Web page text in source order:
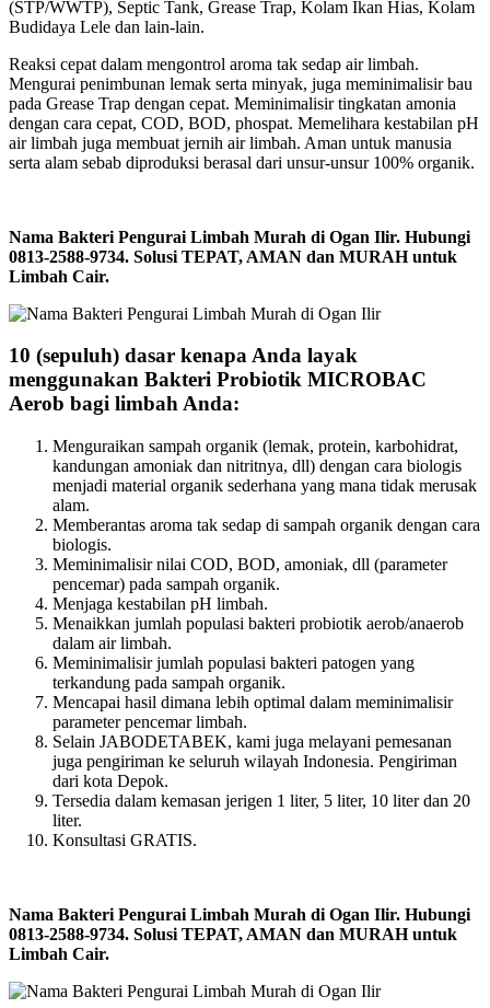
(STP/WWTP), Septic Tank, Grease Trap, Kolam Ikan Hias, Kolam
Budidaya Lele dan lain-lain.
Reaksi cepat dalam mengontrol aroma tak sedap air limbah.
Mengurai penimbunan lemak serta minyak, juga meminimalisir bau
pada Grease Trap dengan cepat. Meminimalisir tingkatan amonia
dengan cara cepat, COD, BOD, phospat. Memelihara kestabilan pH
air limbah juga membuat jernih air limbah. Aman untuk manusia
serta alam sebab diproduksi berasal dari unsur-unsur 100% organik.
Nama Bakteri Pengurai Limbah Murah di Ogan Ilir. Hubungi
0813-2588-9734. Solusi TEPAT, AMAN dan MURAH untuk
Limbah Cair.
10 (sepuluh) dasar kenapa Anda layak
menggunakan Bakteri Probiotik MICROBAC
Aerob bagi limbah Anda:
Menguraikan sampah organik (lemak, protein, karbohidrat,
kandungan amoniak dan nitritnya, dll) dengan cara biologis
menjadi material organik sederhana yang mana tidak merusak
alam.
Memberantas aroma tak sedap di sampah organik dengan cara
biologis.
Meminimalisir nilai COD, BOD, amoniak, dll (parameter
pencemar) pada sampah organik.
Menjaga kestabilan pH limbah.
Menaikkan jumlah populasi bakteri probiotik aerob/anaerob
dalam air limbah.
Meminimalisir jumlah populasi bakteri patogen yang
terkandung pada sampah organik.
Mencapai hasil dimana lebih optimal dalam meminimalisir
parameter pencemar limbah.
Selain JABODETABEK, kami juga melayani pemesanan
juga pengiriman ke seluruh wilayah Indonesia. Pengiriman
dari kota Depok.
Tersedia dalam kemasan jerigen 1 liter, 5 liter, 10 liter dan 20
liter.
Konsultasi GRATIS.
Nama Bakteri Pengurai Limbah Murah di Ogan Ilir. Hubungi
0813-2588-9734. Solusi TEPAT, AMAN dan MURAH untuk
Limbah Cair.